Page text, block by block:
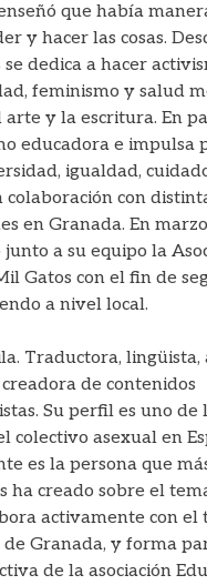
que había
y hacer las cosas.
se dedica a hacer
feminismo y salud
y la escritura. En
educadora e impulsa
igualdad,
con
en Granada. En
junto a su equipo la
Gatos con el fin de
a nivel local.
Traductora, lingüista,
de contenidos
Su perfil es uno de
colectivo asexual en
es la persona que
ha creado sobre el
activamente con el
de Granada, y forma
de la asociación